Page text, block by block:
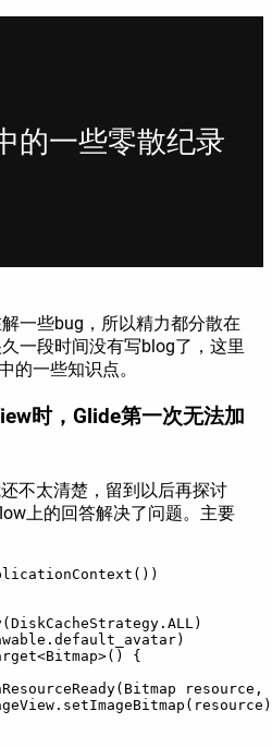
的一些零散纪录
一些bug，所以精力都分散在
一段时间没有写blog了，这里
的一些知识点。
时，Glide第一次无法加
不太清楚，留到以后再探讨
上的回答解决了问题。主要
{